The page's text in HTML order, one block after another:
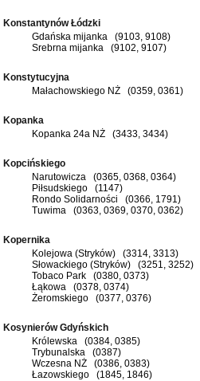
Konstantynów Łódzki
Gdańska mijanka (9103, 9108)
Srebrna mijanka (9102, 9107)
Konstytucyjna
Małachowskiego NŻ (0359, 0361)
Kopanka
Kopanka 24a NŻ (3433, 3434)
Kopcińskiego
Narutowicza (0365, 0368, 0364)
Piłsudskiego (1147)
Rondo Solidarności (0366, 1791)
Tuwima (0363, 0369, 0370, 0362)
Kopernika
Kolejowa (Stryków) (3314, 3313)
Słowackiego (Stryków) (3251, 3252)
Tobaco Park (0380, 0373)
Łąkowa (0378, 0374)
Żeromskiego (0377, 0376)
Kosynierów Gdyńskich
Królewska (0384, 0385)
Trybunalska (0387)
Wczesna NŻ (0386, 0383)
Łazowskiego (1845, 1846)